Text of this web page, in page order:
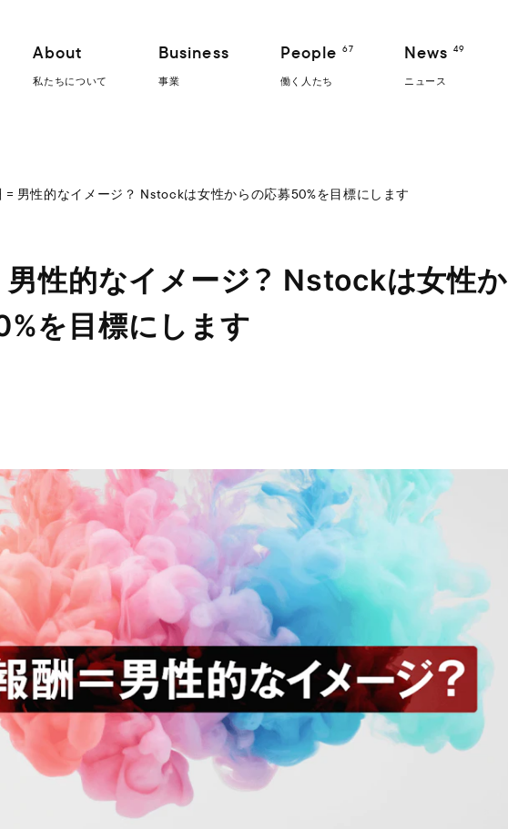
About
私たちについて
Business
事業
People 67
働く人たち
News 49
ニュース
= 男性的なイメージ？ Nstockは女性からの応募50%を目標にします
性的なイメージ？ Nstockは女性か
を目標にします